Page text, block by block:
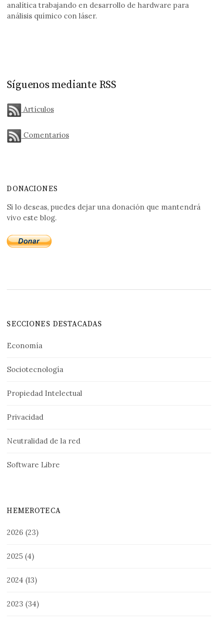
analítica trabajando en desarrollo de hardware para
análisis químico con láser.
Síguenos mediante RSS
Artículos
Comentarios
DONACIONES
Si lo deseas, puedes dejar una donación que mantendrá
vivo este blog.
SECCIONES DESTACADAS
Economía
Sociotecnología
Propiedad Intelectual
Privacidad
Neutralidad de la red
Software Libre
HEMEROTECA
2026 (23)
2025 (4)
2024 (13)
2023 (34)